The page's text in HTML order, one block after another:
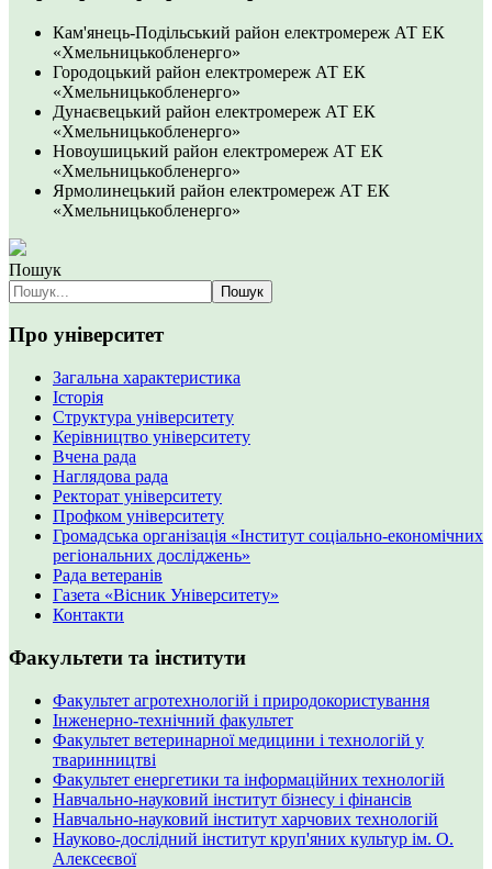
Кам'янець-Подільський район електромереж АТ ЕК
«Хмельницькобленерго»
Городоцький район електромереж АТ ЕК
«Хмельницькобленерго»
Дунаєвецький район електромереж АТ ЕК
«Хмельницькобленерго»
Новоушицький район електромереж АТ ЕК
«Хмельницькобленерго»
Ярмолинецький район електромереж АТ ЕК
«Хмельницькобленерго»
Пошук
Пошук
Про університет
Загальна характеристика
Історія
Структура університету
Керівництво університету
Вчена рада
Наглядова рада
Ректорат університету
Профком університету
Громадська організація «Інститут соціально-економічних
регіональних досліджень»
Рада ветеранів
Газета «Вісник Університету»
Контакти
Факультети та інститути
Факультет агротехнологій і природокористування
Інженерно-технічний факультет
Факультет ветеринарної медицини і технологій у
тваринництві
Факультет енергетики та інформаційних технологій
Навчально-науковий інститут бізнесу і фінансів
Навчально-науковий інститут харчових технологій
Науково-дослідний інститут круп'яних культур ім. О.
Алексеєвої